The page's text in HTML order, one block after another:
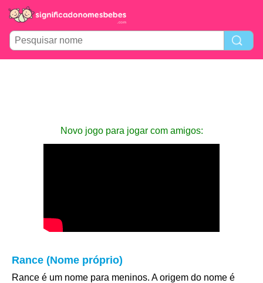
Novo jogo para jogar com amigos:
Rance (Nome próprio)
Rance é um nome para meninos. A origem do nome é